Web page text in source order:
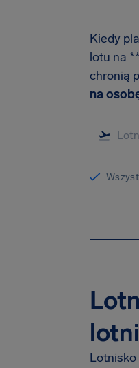
Kiedy
lotu na
chronią
na
Lotnisko